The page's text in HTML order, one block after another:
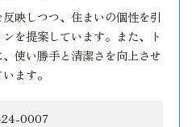
映しつつ、住まいの個性を引
を提案しています。また、ト
使い勝手と清潔さを向上させ
ます。
0007